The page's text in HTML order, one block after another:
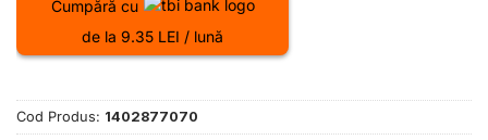
Cumpără cu
de la 9.35 LEI / lună
Cod Produs: 1402877070